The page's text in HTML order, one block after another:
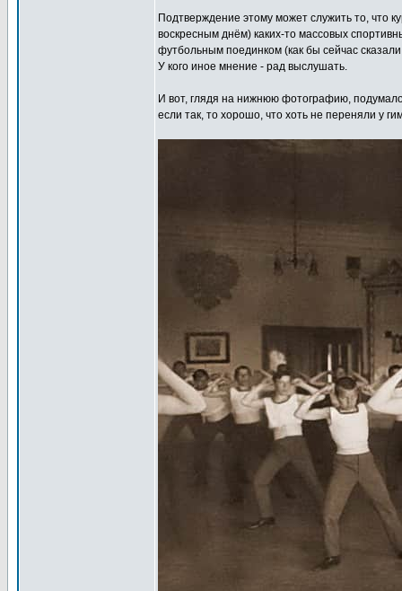
Подтверждение этому может служить то, что
воскресным днём) каких-то массовых
футбольным поединком (как бы сейчас
У кого иное мнение - рад выслушать.
И вот, глядя на нижнюю фотографию,
если так, то хорошо, что хоть не переняли у